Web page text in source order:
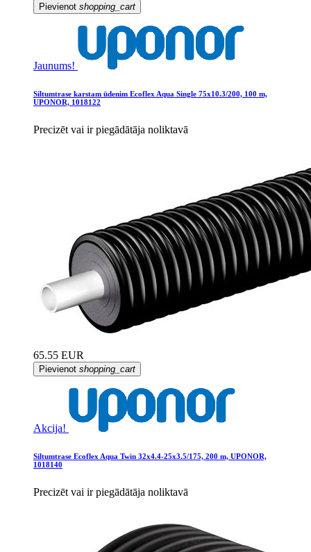
Pievienot shopping_cart
Jaunums!
Siltumtrase karstam ūdenim Ecoflex Aqua Single 75x10.3/200, 100 m,
UPONOR, 1018122
Precizēt vai ir piegādātāja noliktavā
65.55 EUR
Pievienot shopping_cart
Akcija!
Siltumtrase Ecoflex Aqua Twin 32x4.4-25x3.5/175, 200 m, UPONOR,
1018140
Precizēt vai ir piegādātāja noliktavā